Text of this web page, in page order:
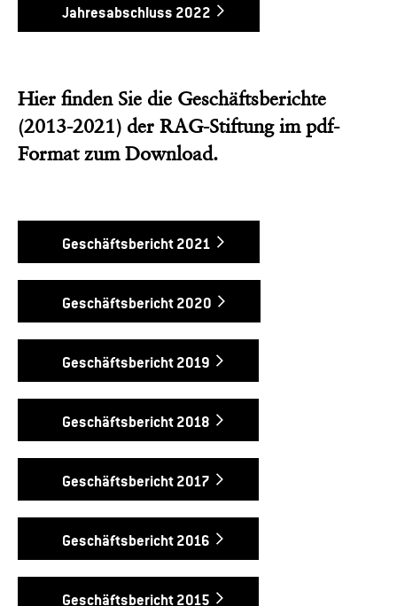
Jahresabschluss 2022
Hier finden Sie die Geschäftsberichte
(2013-2021) der RAG-Stiftung im pdf-
Format zum Download.
Geschäftsbericht 2021
Geschäftsbericht 2020
Geschäftsbericht 2019
Geschäftsbericht 2018
Geschäftsbericht 2017
Geschäftsbericht 2016
Geschäftsbericht 2015